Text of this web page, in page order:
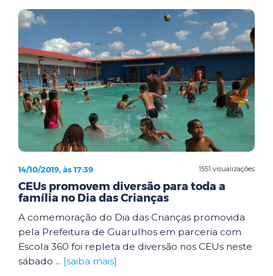
1551 visualizações
14/10/2019, às 17:39
CEUs promovem diversão para toda a
família no Dia das Crianças
A comemoração do Dia das Crianças promovida
pela Prefeitura de Guarulhos em parceria com
Escola 360 foi repleta de diversão nos CEUs neste
sábado ... [saiba mais]